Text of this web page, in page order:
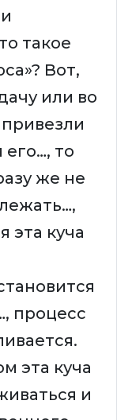
такое
Вот,
или во
то
же не
эта куча
процесс
эта куча
и